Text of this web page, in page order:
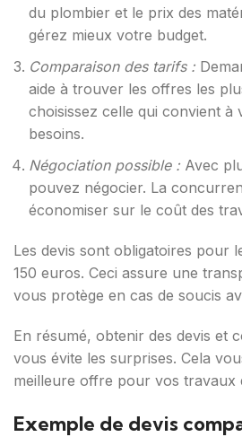
du plombier et le prix des
gérez mieux votre budget.
Comparaison des tarifs :
aide à trouver les offres les
choisissez celle qui convient à
besoins.
Négociation possible : Avec
pouvez négocier. La
économiser sur le coût des
Les devis sont obligatoires pour
150 euros. Ceci assure une
vous protège en cas de soucis
En résumé, obtenir des devis et
vous évite les surprises. Cela
meilleure offre pour vos travaux
Exemple de devis